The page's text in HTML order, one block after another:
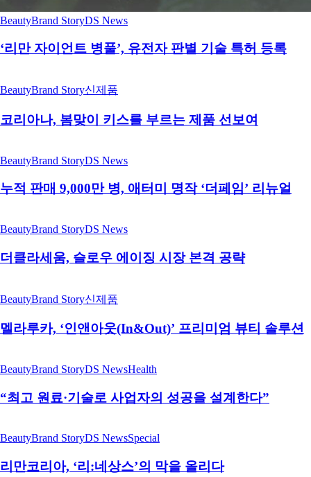
BeautyBrand StoryDS News
‘리만 자이언트 병풀’, 유전자 판별 기술 특허 등록
BeautyBrand Story신제품
코리아나, 봄맞이 키스를 부르는 제품 선보여
BeautyBrand StoryDS News
누적 판매 9,000만 병, 애터미 명작 ‘더페임’ 리뉴얼
BeautyBrand StoryDS News
더클라세움, 슬로우 에이징 시장 본격 공략
BeautyBrand Story신제품
멜라루카, ‘인앤아웃(In&Out)’ 프리미엄 뷰티 솔루션
BeautyBrand StoryDS NewsHealth
“최고 원료·기술로 사업자의 성공을 설계한다”
BeautyBrand StoryDS NewsSpecial
리만코리아, ‘리:네상스’의 막을 올리다